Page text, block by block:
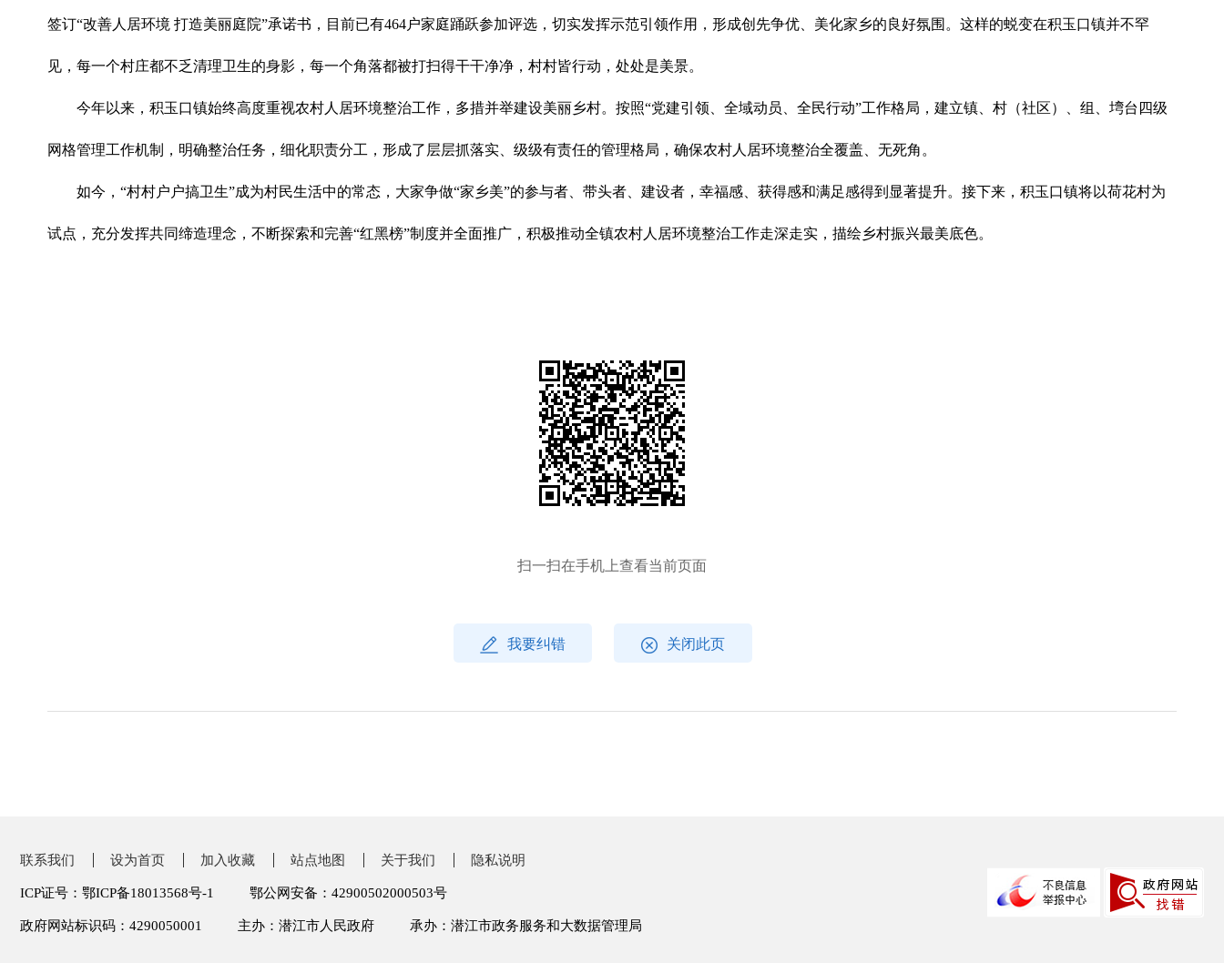
签订“改善人居环境 打造美丽庭院”承诺书，目前已有464户家庭踊跃参加评选，切实发挥示范引领作用，形成创先争优、美化家乡的良好氛围。这样的蜕变在积玉口镇并不罕
见，每一个村庄都不乏清理卫生的身影，每一个角落都被打扫得干干净净，村村皆行动，处处是美景。
今年以来，积玉口镇始终高度重视农村人居环境整治工作，多措并举建设美丽乡村。按照“党建引领、全域动员、全民行动”工作格局，建立镇、村（社区）、组、塆台四级
网格管理工作机制，明确整治任务，细化职责分工，形成了层层抓落实、级级有责任的管理格局，确保农村人居环境整治全覆盖、无死角。
如今，“村村户户搞卫生”成为村民生活中的常态，大家争做“家乡美”的参与者、带头者、建设者，幸福感、获得感和满足感得到显著提升。接下来，积玉口镇将以荷花村为
试点，充分发挥共同缔造理念，不断探索和完善“红黑榜”制度并全面推广，积极推动全镇农村人居环境整治工作走深走实，描绘乡村振兴最美底色。
扫一扫在手机上查看当前页面
我要纠错 关闭此页
联系我们 设为首页 加入收藏 站点地图 关于我们 隐私说明
ICP证号：鄂ICP备18013568号-1 鄂公网安备：42900502000503号
政府网站标识码：4290050001 主办：潜江市人民政府 承办：潜江市政务服务和大数据管理局